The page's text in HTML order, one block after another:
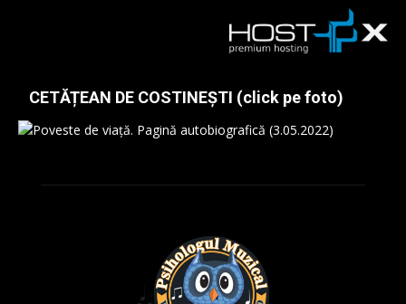
CETĂȚEAN DE COSTINEȘTI (click pe foto)